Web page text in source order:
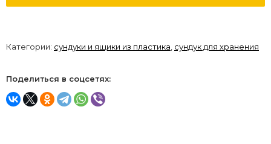
Категории: сундуки и ящики из пластика, сундук для хранения
Поделиться в соцсетях: